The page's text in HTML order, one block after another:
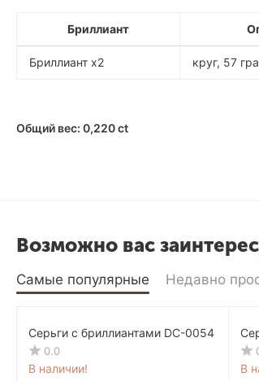
Бриллиант
Бриллиант x2 круг, 57
Общий вес: 0,220 ct
Возможно вас
Самые популярные Недавно
Серьги с бриллиантами DC-0054
0.0
В наличии! В